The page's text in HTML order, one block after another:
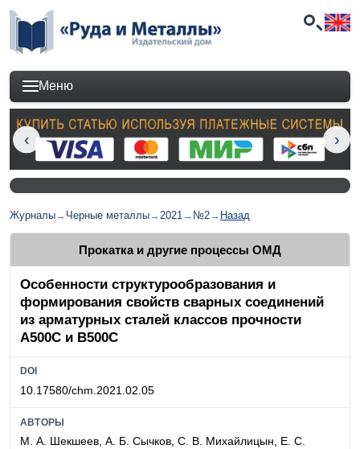
Меню
Журналы→ Черные металлы→2021→ №2→ Назад
Прокатка и другие процессы ОМД
Особенности структурообразования и
формирования свойств сварных соединений
из арматурных сталей классов прочности
А500С и В500С
DOI
10.17580/chm.2021.02.05
АВТОРЫ
М. А. Шекшеев, А. Б. Сычков, С. В. Михайлицын, Е. С.